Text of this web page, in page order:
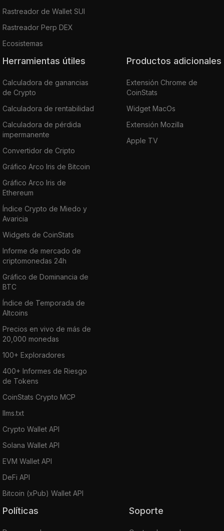
Rastreador de Wallet SUI
Rastreador Perp DEX
Ecosistemas
Herramientas útiles
Calculadora de ganancias
de Crypto
Calculadora de rentabilidad
Calculadora de pérdida
impermanente
Convertidor de Cripto
Gráfico Arco Iris de Bitcoin
Gráfico Arco Iris de
Ethereum
Índice Crypto de Miedo y
Avaricia
Widgets de CoinStats
Informe de mercado de
criptomonedas 24h
Gráfico de Dominancia de
BTC
Índice de Temporada de
Altcoins
Precios en vivo de más de
20,000 monedas
100+ Exploradores
400+ Informes de Riesgo
de Tokens
CoinStats Crypto MCP
llms.txt
Crypto Wallet API
Solana Wallet API
EVM Wallet API
DeFi API
Bitcoin (xPub) Wallet API
Productos adicionales
Extensión Chrome de
CoinStats
Widget MacOs
Extensión Mozilla
Apple TV
Políticas Soporte